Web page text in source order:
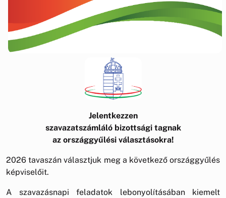
Jelentkezzen
szavazatszámláló bizottsági tagnak
az országgyűlési választásokra!
2026 tavaszán választjuk meg a következő országgyűlés
képviselőit.
A szavazásnapi feladatok lebonyolításában kiemelt